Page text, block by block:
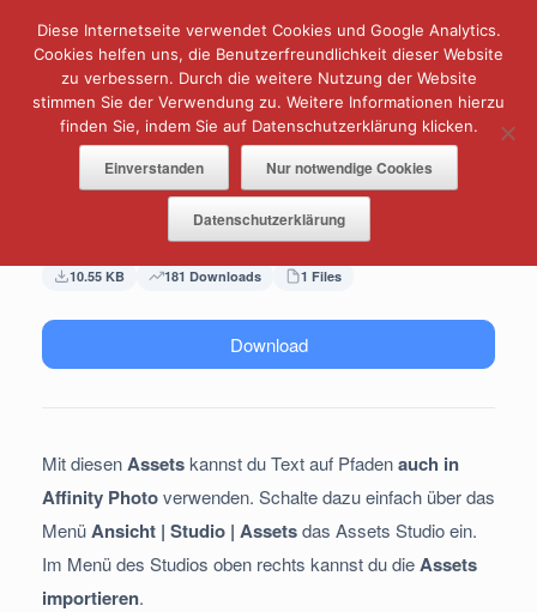
springen
Menü
Text auf Pfad | Text on path
Norbert
10.55 KB 181 Downloads 1 Files
Download
Mit diesenAssetskannst du Text auf Pfadenauch in
Affinity Photoverwenden. Schalte dazu einfach über das
MenüAnsicht | Studio | Assetsdas Assets Studio ein.
Im Menü des Studios oben rechts kannst du dieAssets
importieren.
Diese Internetseite verwendet Cookies und Google Analytics.
Cookies helfen uns, die Benutzerfreundlichkeit dieser Website
zu verbessern. Durch die weitere Nutzung der Website
stimmen Sie der Verwendung zu. Weitere Informationen hierzu
finden Sie, indem Sie auf Datenschutzerklärung klicken.
Einverstanden Nur notwendige Cookies
Datenschutzerklärung